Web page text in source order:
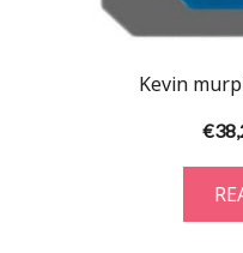
Kevin
€